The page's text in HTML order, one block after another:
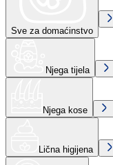
Sve za domaćinstvo
Njega tijela
Njega kose
Lična higijena